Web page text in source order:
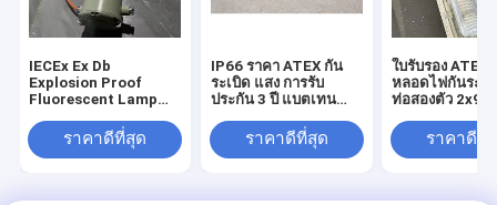
IECEx Ex Db
Explosion Proof
Fluorescent Lamp
Tube Bulbs
ราคาดีที่สุด
IP66 ราคา ATEX กัน
ระเบิด แสง การรับ
ประกัน 3 ปี แบตเทน
18W ใน 0.6M หรือ
1.2M
ราคาดีที่สุด
ใบรับรอง ATEX
หลอดไฟกันระเ
ท่อสองตัว 2x9W
สําหรับบริเวณอั
ราคาดีที่